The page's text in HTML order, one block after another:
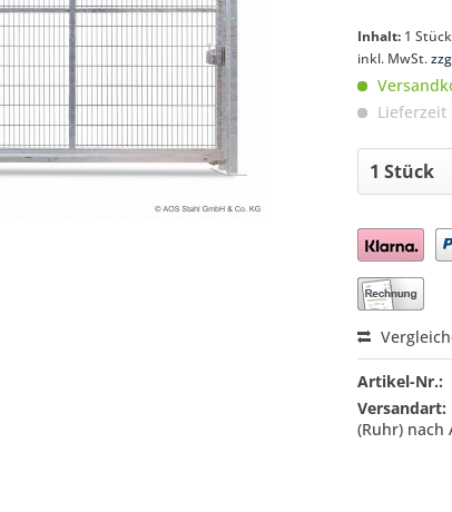
Inhalt: 1 Stück
inkl. MwSt.
Lieferzeit
Preis
Artikel-Nr.:
Versandart:
(Ruhr) nach